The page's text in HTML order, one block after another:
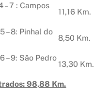
– 7 : Campos
11,16 Km.
– 8: Pinhal do
8,50 Km.
– 9: São Pedro
13,30 Km.
98,88 Km.